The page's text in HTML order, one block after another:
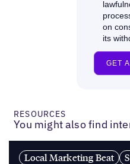
RESOURCES
You might also find
Local Marketing Beat